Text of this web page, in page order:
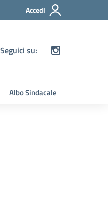
Accedi
Seguici su:
Albo Sindacale